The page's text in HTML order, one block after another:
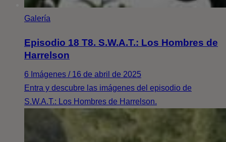
Galería
Episodio 18 T8. S.W.A.T.: Los Hombres de
Harrelson
6 Imágenes / 16 de abril de 2025
Entra y descubre las imágenes del episodio de
S.W.A.T.: Los Hombres de Harrelson.